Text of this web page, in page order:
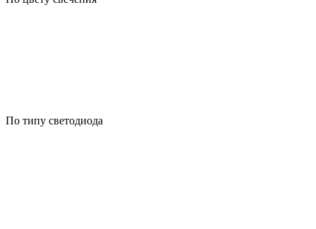
По типу светодиода